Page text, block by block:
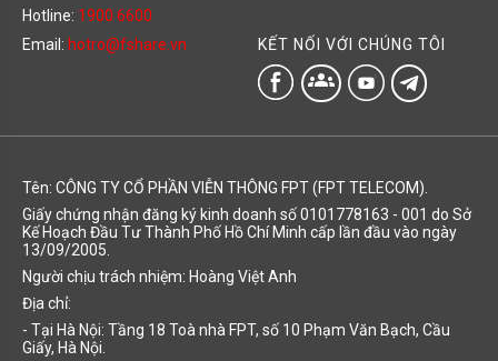
Hotline: 1900 6600
Email: hotro@fshare.vn KẾT NỐI VỚI CHÚNG TÔI
groups
Tên: CÔNG TY CỔ PHẦN VIỄN THÔNG FPT (FPT TELECOM).
Giấy chứng nhận đăng ký kinh doanh số 0101778163 - 001 do Sở
Kế Hoạch Đầu Tư Thành Phố Hồ Chí Minh cấp lần đầu vào ngày
13/09/2005.
Người chịu trách nhiệm: Hoàng Việt Anh
Địa chỉ:
- Tại Hà Nội: Tầng 18 Toà nhà FPT, số 10 Phạm Văn Bạch, Cầu
Giấy, Hà Nội.